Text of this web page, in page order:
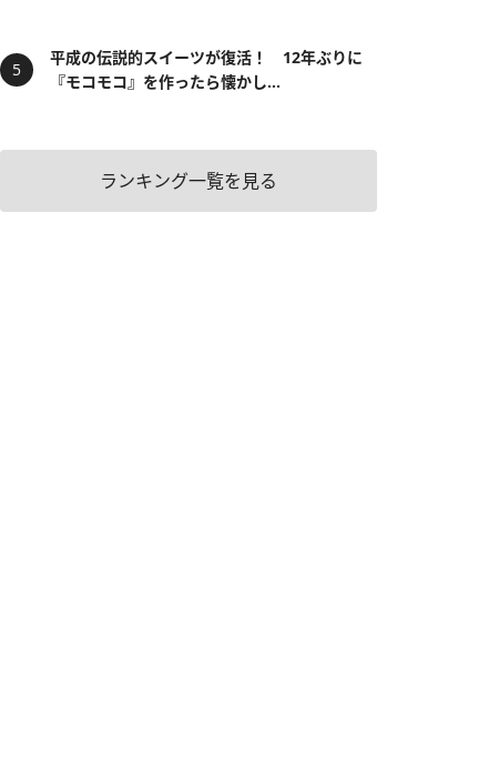
平成の伝説的スイーツが復活！ 12年ぶりに
『モコモコ』を作ったら懐かし...
ランキング一覧を見る